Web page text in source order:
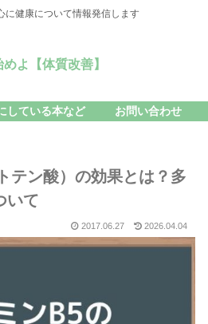
に健康について情報発信します
めよ【体質改善】
している本など お問い合わせ
テン酸）の効果とは？多
いて
2017.06.27 2026.04.04